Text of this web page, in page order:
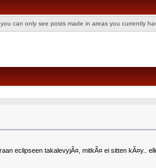
can only see posts made in areas you currently
eclipseen takalevyjÃ¤, mitkÃ¤ ei sitten kÃ¤y..